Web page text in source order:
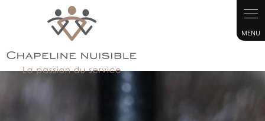
Panneau de gestion des cookies